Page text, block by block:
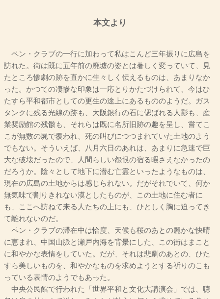
本文より
ペン・クラブの一行に加わって私はこんど三年振りに広島を
訪れた。街は既に五年前の廃墟の姿とは著しく変っていて、見
たところ惨劇の跡を直かに生々しく伝えるものは、あまりなか
った。かつての凄惨な印象は一応とりかたづけられて、今はひ
たすら平和都市としての更生の途上にあるもののようだ。ガス
タンクに残る光線の跡も、大阪銀行の石に偲ばれる人影も、産
業奨励館の残骸も、それらは既に名所旧跡の趣を呈し、嘗てこ
こが無数の屍で覆われ、死の叫びにつつまれていた土地のよう
でもない。そういえば、八月六日のあれは、あまりに急速で巨
大な破壊だったので、人間らしい怨恨の宿る暇さえなかったの
だろうか。陰々として地下に潜む亡霊といったようなものは、
現在の広島の土地からは感じられない。だがそれでいて、何か
無気味で割りきれない漠としたものが、この土地に住む者に
も、ここへ訪ねて来る人たちの上にも、ひとしく胸に迫ってき
て離れないのだ。
ペン・クラブの滞在中は恰度、天候も桜のあとの麗かな快晴
に恵まれ、中国山脈と瀬戸内海を背景にした、この街はまこと
に和やかな表情をしていた。だが、それは悲劇のあとの、ひた
すら美しいものを、和やかなものを求めようとする祈りのこも
っている表情のようでもあった。
中央公民館で行われた「世界平和と文化大講演会」では、聴